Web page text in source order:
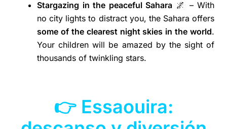
Stargazing in the peaceful Sahara 🌌 – With
no city lights to distract you, the Sahara offers
some of the clearest night skies in the world.
Your children will be amazed by the sight of
thousands of twinkling stars.
👉 Essaouira: